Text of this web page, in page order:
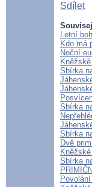
Sdílet
Letní
Kdo má
Noční
Sbírka
Sbírka
Sbírka
Dvě
Sbírka